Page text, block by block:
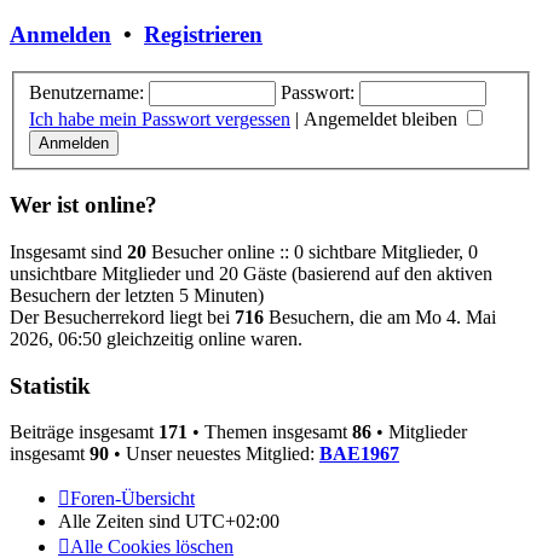
Anmelden • Registrieren
Benutzername:
Passwort:
Ich habe mein Passwort vergessen | Angemeldet bleiben
Wer ist online?
Insgesamt sind 20 Besucher online :: 0 sichtbare Mitglieder, 0
unsichtbare Mitglieder und 20 Gäste (basierend auf den aktiven
Besuchern der letzten 5 Minuten)
Der Besucherrekord liegt bei 716 Besuchern, die am Mo 4. Mai
2026, 06:50 gleichzeitig online waren.
Statistik
Beiträge insgesamt 171 • Themen insgesamt 86 • Mitglieder
insgesamt 90 • Unser neuestes Mitglied: BAE1967
Foren-Übersicht
Alle Zeiten sind UTC+02:00
Alle Cookies löschen